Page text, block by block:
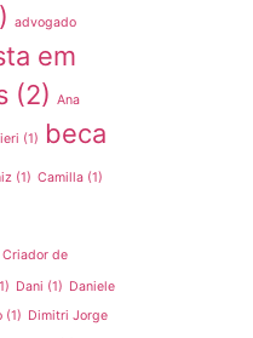
advogado
em
(2) Ana
(1)
beca
(1) Camilla (1)
Criador de
Dani (1) Daniele
(1) Dimitri Jorge